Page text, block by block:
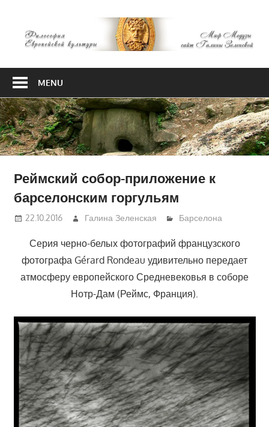
content
Европейской
MENU
Реймский собор-приложение к
барселонским горгульям
22.10.2016 Галина Зеленская Барселона
Серия черно-белых фотографий французского
фотографа Gérard Rondeau удивительно передает
атмосферу европейского Средневековья в соборе
Нотр-Дам (Реймс, Франция).